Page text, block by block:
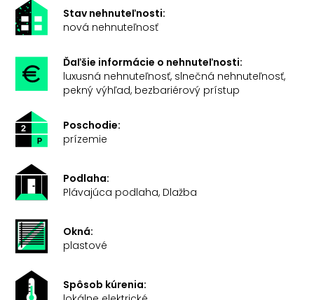
Stav nehnuteľnosti:
nová nehnuteľnosť
Ďaľšie informácie o nehnuteľnosti:
luxusná nehnuteľnosť, slnečná nehnuteľnosť,
pekný výhľad, bezbariérový prístup
Poschodie:
prízemie
Podlaha:
Plávajúca podlaha, Dlažba
Okná:
plastové
Spôsob kúrenia: